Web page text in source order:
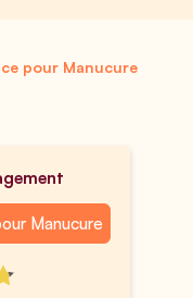
pour Manucure
Manucure